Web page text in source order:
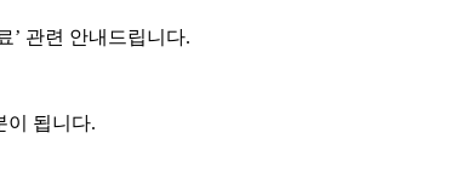
’ 관련 안내드립니다.
이 됩니다.